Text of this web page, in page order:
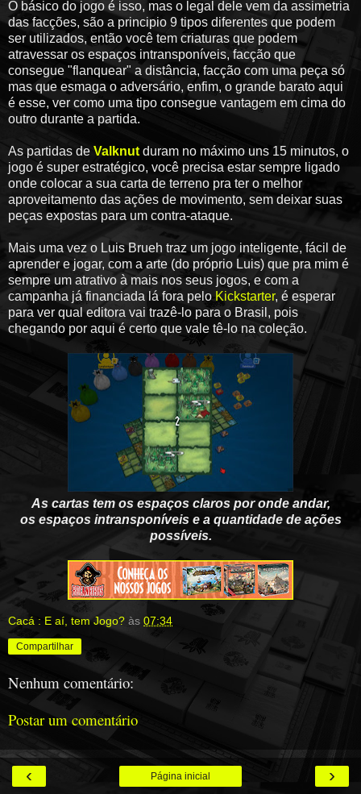
O básico do jogo é isso, mas o legal dele vem da assimetria
das facções, são a principio 9 tipos diferentes que podem
ser utilizados, então você tem criaturas que podem
atravessar os espaços intransponíveis, facção que
consegue "flanquear" a distância, facção com uma peça só
mas que esmaga o adversário, enfim, o grande barato aqui
é esse, ver como uma tipo consegue vantagem em cima do
outro durante a partida.
As partidas de Valknut duram no máximo uns 15 minutos, o
jogo é super estratégico, você precisa estar sempre ligado
onde colocar a sua carta de terreno pra ter o melhor
aproveitamento das ações de movimento, sem deixar suas
peças expostas para um contra-ataque.
Mais uma vez o Luis Brueh traz um jogo inteligente, fácil de
aprender e jogar, com a arte (do próprio Luis) que pra mim é
sempre um atrativo à mais nos seus jogos, e com a
campanha já financiada lá fora pelo Kickstarter, é esperar
para ver qual editora vai trazê-lo para o Brasil, pois
chegando por aqui é certo que vale tê-lo na coleção.
As cartas tem os espaços claros por onde andar,
os espaços intransponíveis e a quantidade de ações
possíveis.
Cacá : E aí, tem Jogo? às 07:34
Compartilhar
Nenhum comentário:
Postar um comentário
‹ ›
Página inicial